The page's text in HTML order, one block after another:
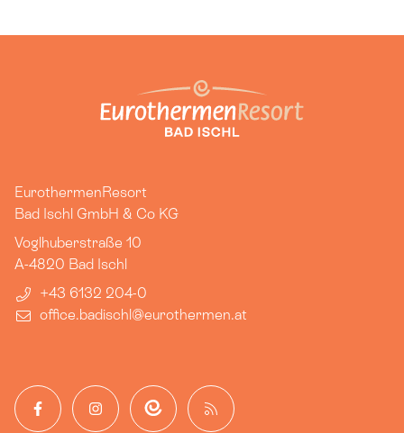
EurothermenResort
Bad Ischl GmbH & Co KG
Voglhuberstraße 10
A-4820 Bad Ischl
+43 6132 204-0
office.badischl​@eurothermen.at
FacebookInstagramApp Blog